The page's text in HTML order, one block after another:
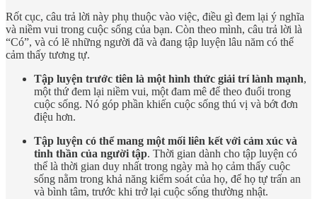
Rốt cục, câu trả lời này phụ thuộc vào việc, điều gì đem lại ý nghĩa
và niềm vui trong cuộc sống của bạn. Còn theo mình, câu trả lời là
“Có”, và có lẽ những người đã và đang tập luyện lâu năm có thể
cảm thấy tương tự.
Tập luyện trước tiên là một hình thức giải trí lành mạnh,
một thứ đem lại niềm vui, một đam mê để theo đuổi trong
cuộc sống. Nó góp phần khiến cuộc sống thú vị và bớt đơn
điệu hơn.
Tập luyện có thể mang một mối liên kết với cảm xúc và
tinh thần của người tập. Thời gian dành cho tập luyện có
thể là thời gian duy nhất trong ngày mà họ cảm thấy cuộc
sống nằm trong khả năng kiểm soát của họ, để họ tự trấn an
và bình tâm, trước khi trở lại cuộc sống thường nhật.